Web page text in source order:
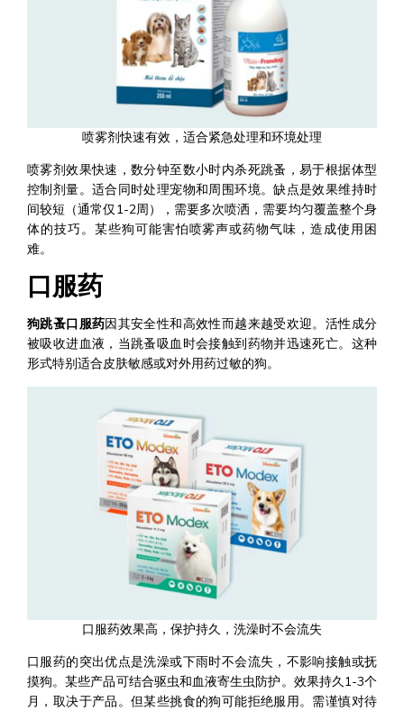
喷雾剂快速有效，适合紧急处理和环境处理
喷雾剂效果快速，数分钟至数小时内杀死跳蚤，易于根据体型
控制剂量。适合同时处理宠物和周围环境。缺点是效果维持时
间较短（通常仅1-2周），需要多次喷洒，需要均匀覆盖整个身
体的技巧。某些狗可能害怕喷雾声或药物气味，造成使用困
难。
口服药
狗跳蚤口服药因其安全性和高效性而越来越受欢迎。活性成分
被吸收进血液，当跳蚤吸血时会接触到药物并迅速死亡。这种
形式特别适合皮肤敏感或对外用药过敏的狗。
口服药效果高，保护持久，洗澡时不会流失
口服药的突出优点是洗澡或下雨时不会流失，不影响接触或抚
摸狗。某些产品可结合驱虫和血液寄生虫防护。效果持久1-3个
月，取决于产品。但某些挑食的狗可能拒绝服用。需谨慎对待